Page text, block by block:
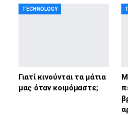
TECHNOLOGY
Γιατί κινούνται τα μάτια
μας όταν κοιμόμαστε;